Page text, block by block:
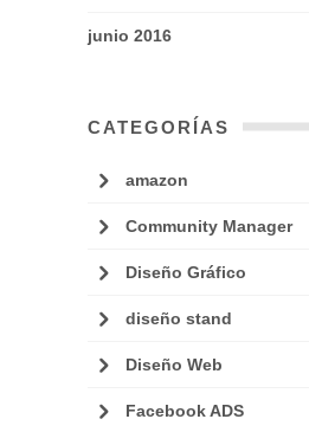
junio 2016
CATEGORÍAS
amazon
Community Manager
Diseño Gráfico
diseño stand
Diseño Web
Facebook ADS